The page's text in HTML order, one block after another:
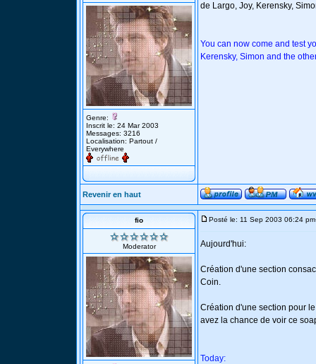
Genre:
Inscrit le: 24 Mar 2003
Messages: 3216
Localisation: Partout /
Everywhere
de Largo, Joy, Kerensky,
You can now come and test
Kerensky, Simon and the
Revenir en haut
fio
Moderator
Posté le: 11 Sep 2003 06:24 pm
Aujourd'hui:
Création d'une section
Coin.
Création d'une section pour
avez la chance de voir ce
Today: